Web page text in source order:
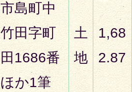
市島町中
竹田字町
田1686番
ほか1筆
土
地
1,68
2.87